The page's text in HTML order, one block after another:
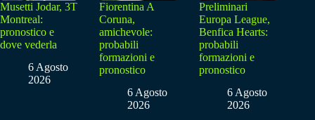
Musetti Jodar, 3T
Montreal:
pronostico e
dove vederla
6 Agosto
2026
Fiorentina A
Coruna,
amichevole:
probabili
formazioni e
pronostico
6 Agosto
2026
Preliminari
Europa League,
Benfica Hearts:
probabili
formazioni e
pronostico
6 Agosto
2026